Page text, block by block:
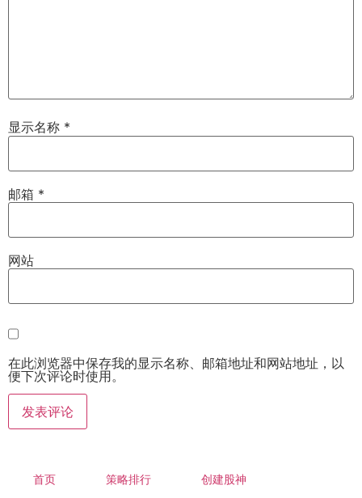
显示名称 *
邮箱 *
网站
在此浏览器中保存我的显示名称、邮箱地址和网站地址，以
便下次评论时使用。
首页 策略排行 创建股神